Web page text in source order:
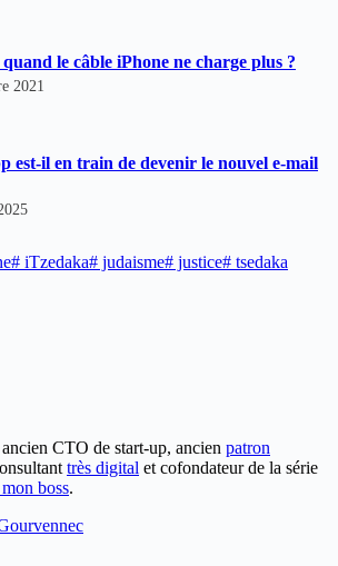
le câble iPhone ne charge plus ?
2021
est-il en train de devenir le nouvel e-mail
# iTzedaka# judaisme# justice# tsedaka
CTO de start-up, ancien patron
très digital et cofondateur de la série
boss.